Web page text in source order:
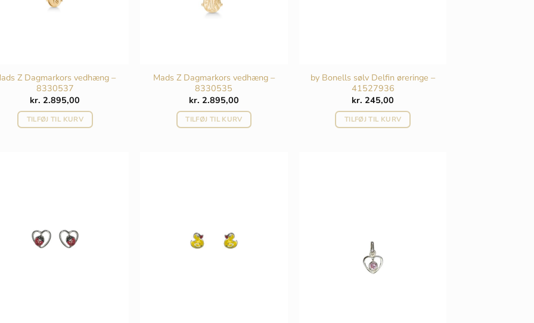
Z Dagmarkors vedhæng –
8330537
kr. 2.895,00
TILFØJ TIL KURV
Mads Z Dagmarkors vedhæng –
8330535
kr. 2.895,00
TILFØJ TIL KURV
by Bonells sølv Delfin øreringe –
41527936
kr. 245,00
TILFØJ TIL KURV